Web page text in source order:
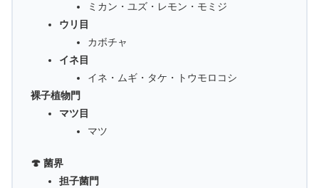
ミカン・ユズ・レモン・モミジ
ウリ目
カボチャ
イネ目
イネ・ムギ・タケ・トウモロコシ
裸子植物門
マツ目
マツ
🍄 菌界
担子菌門